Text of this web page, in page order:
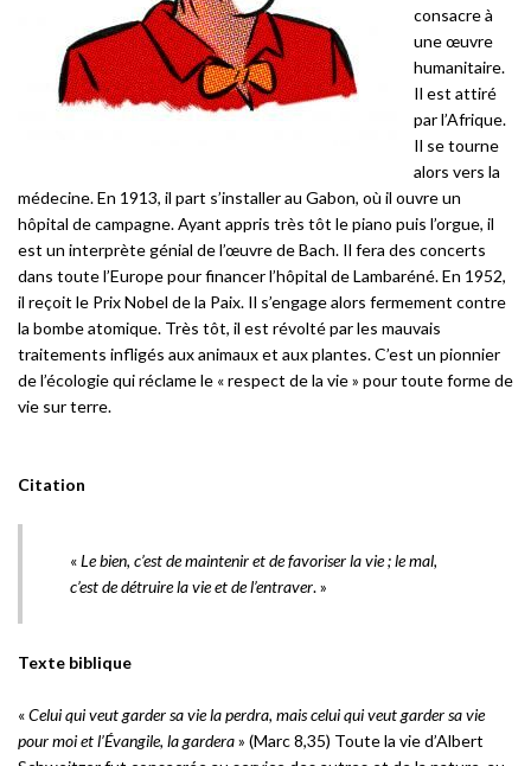
consacre à
une œuvre
humanitaire.
Il est attiré
par l’Afrique.
Il se tourne
alors vers la
médecine. En 1913, il part s’installer au Gabon, où il ouvre un
hôpital de campagne. Ayant appris très tôt le piano puis l’orgue, il
est un interprète génial de l’œuvre de Bach. Il fera des concerts
dans toute l’Europe pour financer l’hôpital de Lambaréné. En 1952,
il reçoit le Prix Nobel de la Paix. Il s’engage alors fermement contre
la bombe atomique. Très tôt, il est révolté par les mauvais
traitements infligés aux animaux et aux plantes. C’est un pionnier
de l’écologie qui réclame le « respect de la vie » pour toute forme de
vie sur terre.
Citation
«Le bien, c’est de maintenir et de favoriser la vie ; le mal,
c’est de détruire la vie et de l’entraver. »
Texte biblique
«Celui qui veut garder sa vie la perdra, mais celui qui veut garder sa vie
pour moi et l’Évangile, la gardera» (Marc 8,35) Toute la vie d’Albert